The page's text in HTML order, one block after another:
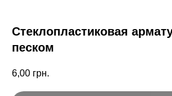
Стеклопластиковая
песком
6,00 грн.